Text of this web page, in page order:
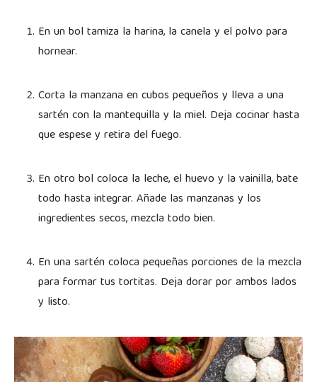
En un bol tamiza la harina, la canela y el polvo para
hornear.
Corta la manzana en cubos pequeños y lleva a una
sartén con la mantequilla y la miel. Deja cocinar hasta
que espese y retira del fuego.
En otro bol coloca la leche, el huevo y la vainilla, bate
todo hasta integrar. Añade las manzanas y los
ingredientes secos, mezcla todo bien.
En una sartén coloca pequeñas porciones de la mezcla
para formar tus tortitas. Deja dorar por ambos lados
y listo.